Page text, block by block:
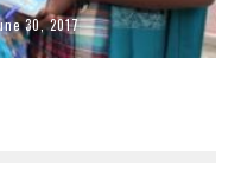
30, 2017